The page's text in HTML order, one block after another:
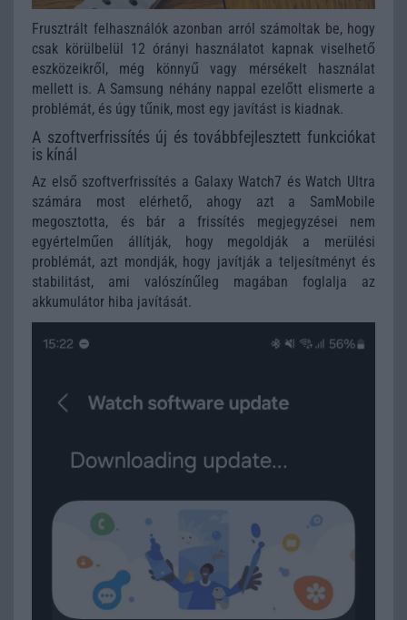
Frusztrált felhasználók azonban arról számoltak be, hogy
csak körülbelül 12 órányi használatot kapnak viselhető
eszközeikről, még könnyű vagy mérsékelt használat
mellett is. A Samsung néhány nappal ezelőtt elismerte a
problémát, és úgy tűnik, most egy javítást is kiadnak.
A szoftverfrissítés új és továbbfejlesztett funkciókat
is kínál
Az első szoftverfrissítés a Galaxy Watch7 és Watch Ultra
számára most elérhető, ahogy azt a SamMobile
megosztotta, és bár a frissítés megjegyzései nem
egyértelműen állítják, hogy megoldják a merülési
problémát, azt mondják, hogy javítják a teljesítményt és
stabilitást, ami valószínűleg magában foglalja az
akkumulátor hiba javítását.